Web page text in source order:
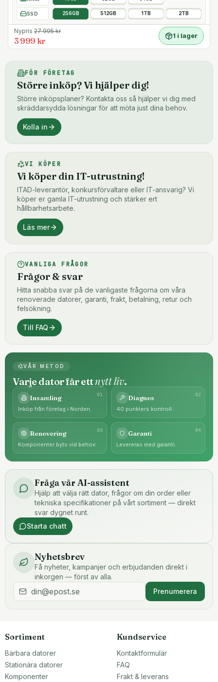
SSD 256GB 512GB 1TB 2TB
Nypris 27 995kr
3 999 kr
1 i lager
FÖR FÖRETAG
Större inköp? Vi hjälper dig!
Större inköpsplaner? Kontakta oss så hjälper vi dig med
skräddarsydda lösningar för att möta just dina behov.
Kolla in
VI KÖPER
Vi köper din IT-utrustning!
ITAD-leverantör, konkursförvaltare eller IT-ansvarig? Vi
köper er gamla IT-utrustning och stärker ert
hållbarhetsarbete.
Läs mer
VANLIGA FRÅGOR
Frågor & svar
Hitta snabba svar på de vanligaste frågorna om våra
renoverade datorer, garanti, frakt, betalning, retur och
felsökning.
Till FAQ
VÅR METOD
Varje dator får ettnytt liv.
01
Insamling
Inköp från företag i Norden.
02
Diagnos
40 punkters kontroll.
03
Renovering
Komponenter byts vid behov.
04
Garanti
Levereras med garanti.
Fråga vår AI-assistent
Hjälp att välja rätt dator, frågor om din order eller
tekniska specifikationer på vårt sortiment — direkt
svar dygnet runt.
Starta chatt
Nyhetsbrev
Få nyheter, kampanjer och erbjudanden direkt i
inkorgen — först av alla.
Prenumerera
Sortiment
Bärbara datorer
Stationära datorer
Komponenter
Kundservice
Kontaktformulär
FAQ
Frakt & leverans